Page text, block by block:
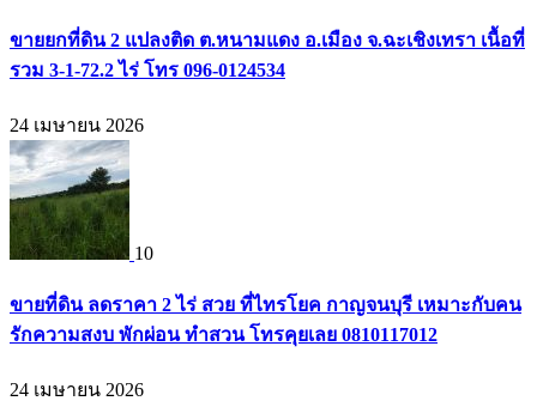
ขายยกที่ดิน 2 แปลงติด ต.หนามแดง อ.เมือง จ.ฉะเชิงเทรา เนื้อที่
รวม 3-1-72.2 ไร่ โทร 096-0124534
24 เมษายน 2026
10
ขายที่ดิน ลดราคา 2 ไร่ สวย ที่ไทรโยค กาญจนบุรี เหมาะกับคน
รักความสงบ พักผ่อน ทำสวน โทรคุยเลย 0810117012
24 เมษายน 2026